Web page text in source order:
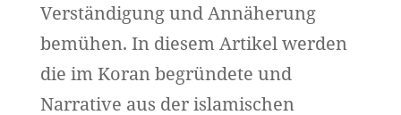
Verständigung und Annäherung
bemühen. In diesem Artikel werden
die im Koran begründete und
Narrative aus der islamischen